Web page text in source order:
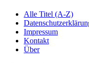
Alle Titel (A-Z)
Impressum
Kontakt
Über